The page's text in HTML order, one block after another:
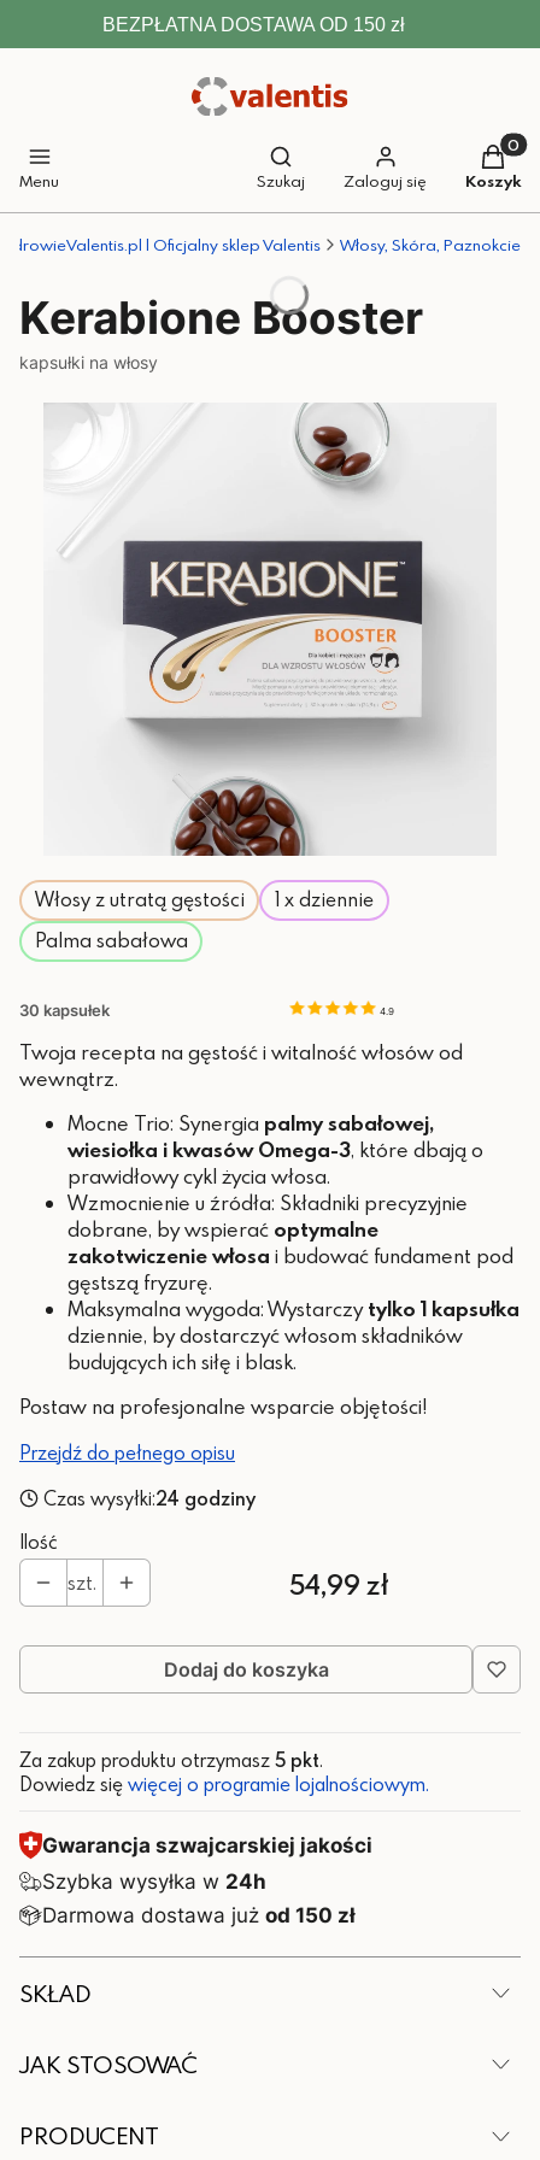
BEZPŁATNA DOSTAWA OD 150 zł
Menu
Otwórz wyszukiwarkę
Szukaj Zaloguj się Koszyk
ZdrowieValentis.pl | Oficjalny sklep Valentis Włosy, Skóra, Paznokcie
Kerabione Booster
kapsułki na włosy
Włosy z utratą gęstości
1 x dziennie
Palma sabałowa
30 kapsułek 4.9
Twoja recepta na gęstość i witalność włosów od
wewnątrz.
Mocne Trio: Synergia palmy sabałowej,
wiesiołka i kwasów Omega-3, które dbają o
prawidłowy cykl życia włosa.
Wzmocnienie u źródła: Składniki precyzyjnie
dobrane, by wspierać optymalne
zakotwiczenie włosa i budować fundament pod
gęstszą fryzurę.
Maksymalna wygoda: Wystarczytylko 1 kapsułka
dziennie, by dostarczyć włosom składników
budujących ich siłę i blask.
Postaw na profesjonalne wsparcie objętości!
Przejdź do pełnego opisu
Czas wysyłki:24 godziny
Ilość
szt.
Cena
54,99 zł
Dodaj do koszyka
Za zakup produktu otrzymasz 5 pkt.
Dowiedz się więcej o programie lojalnościowym.
Gwarancja szwajcarskiej jakości
Szybka wysyłka w 24h
Darmowa dostawa jużod 150 zł
SKŁAD
Kwasy Omega 3
150 mg
JAK STOSOWAĆ
mężczyzn.
PRODUCENT